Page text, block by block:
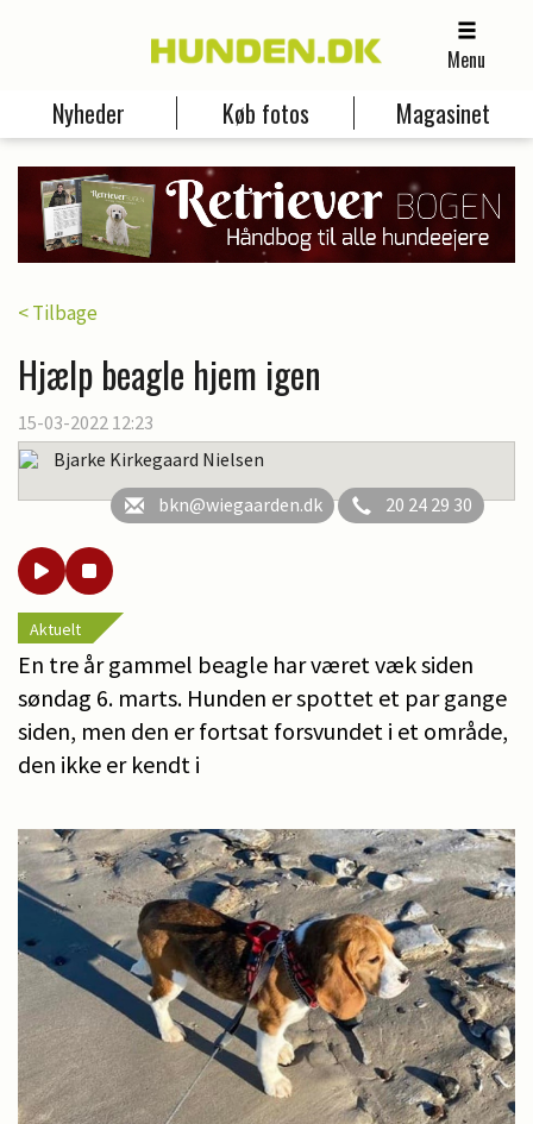
Menu
Nyheder Køb fotos Magasinet
< Tilbage
Hjælp beagle hjem igen
15-03-2022 12:23
Bjarke Kirkegaard Nielsen
bkn@wiegaarden.dk
20 24 29 30
Aktuelt
En tre år gammel beagle har været væk siden
søndag 6. marts. Hunden er spottet et par gange
siden, men den er fortsat forsvundet i et område,
den ikke er kendt i